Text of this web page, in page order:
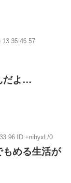
13:35:46.57
だよ…
ID:+nihyxL/0
もめる生活が